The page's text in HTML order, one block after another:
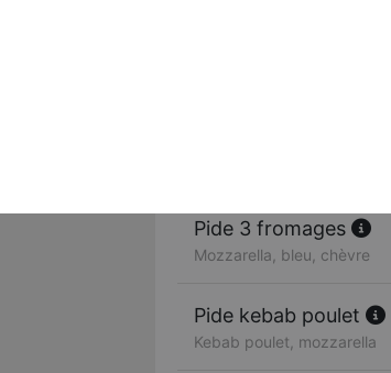
Pide 3 fromages
Mozzarella, bleu, chèvre
Pide kebab poulet
Kebab poulet, mozzarella